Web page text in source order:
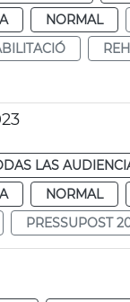
NORMAL
LAS
NORMAL
PRESSUPOST